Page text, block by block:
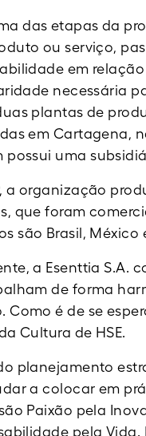
das etapas da
ou serviço,
em
necessária
plantas de
em Cartagena,
possui uma
a organização
que foram
são Brasil, México
a Esenttia S.A.
de forma
Como é de se
Cultura de HSE.
planejamento
a colocar em
Paixão pela
pela